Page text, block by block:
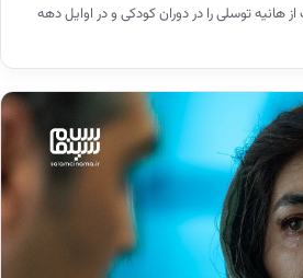
هانیه توسلی را در دوران کودکی و در اوایل دهه